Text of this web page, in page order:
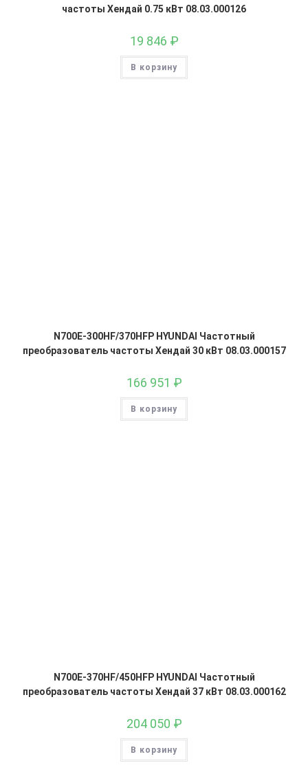
частоты Хендай 0.75 кВт 08.03.000126
19 846 ₽
В корзину
N700E-300HF/370HFP HYUNDAI Частотный
преобразователь частоты Хендай 30 кВт 08.03.000157
166 951 ₽
В корзину
N700E-370HF/450HFP HYUNDAI Частотный
преобразователь частоты Хендай 37 кВт 08.03.000162
204 050 ₽
В корзину